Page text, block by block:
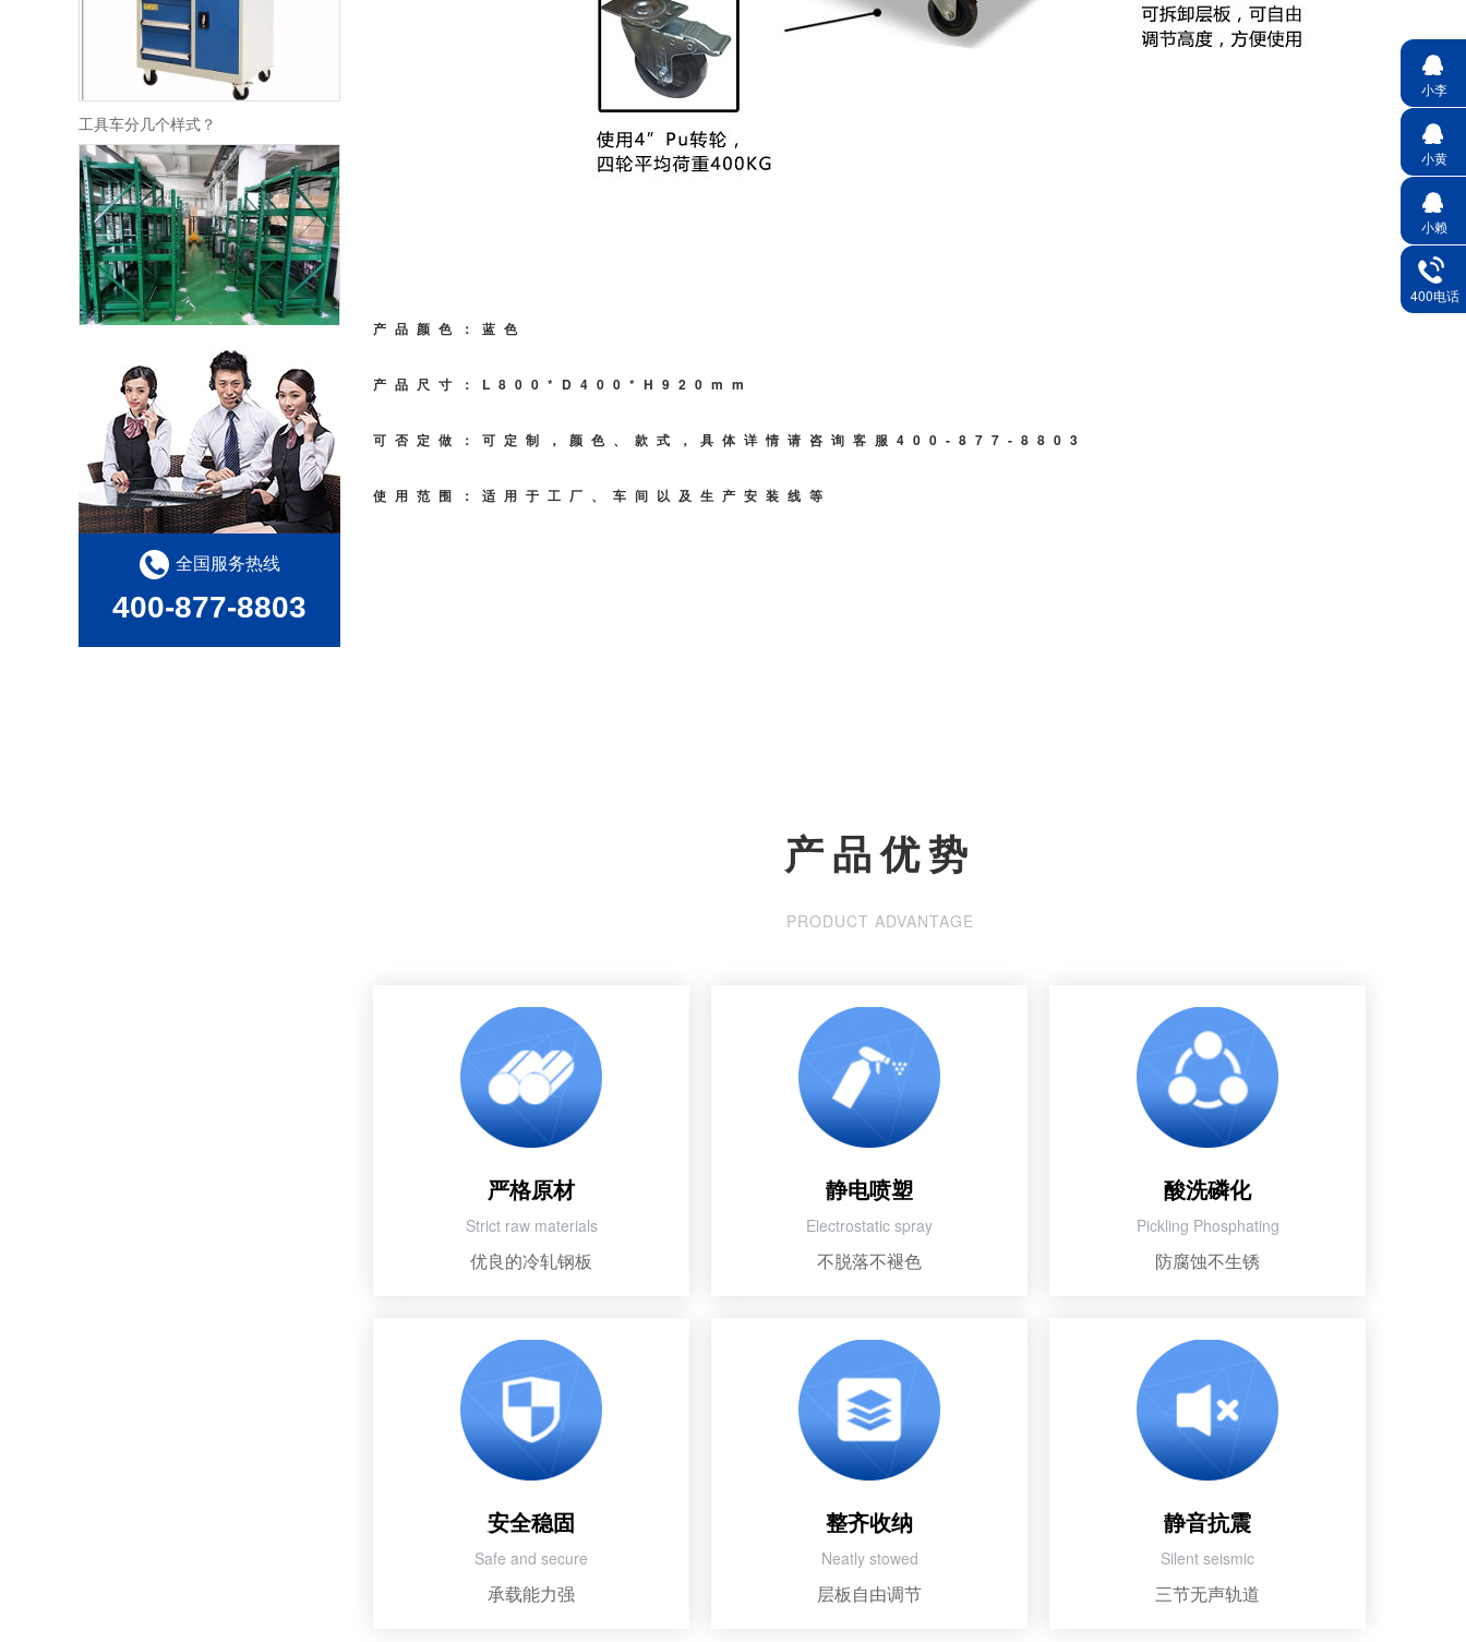
产品颜色：蓝色
产品尺寸：L800*D400*H920mm
可否定做：可定制，颜色、款式，具体详情请咨询客服400-877-8803
使用范围：适用于工厂、车间以及生产安装线等
产品优势
PRODUCT ADVANTAGE
严格原材
Strict raw materials
优良的冷轧钢板
静电喷塑
Electrostatic spray
不脱落不褪色
酸洗磷化
Pickling Phosphating
防腐蚀不生锈
安全稳固
Safe and secure
承载能力强
整齐收纳
Neatly stowed
层板自由调节
静音抗震
Silent seismic
三节无声轨道
工具车分几个样式？
你知道怎样延长工具柜的使用寿命吗？
全国服务热线
400-877-8803
小李
小黄
小赖
400电话